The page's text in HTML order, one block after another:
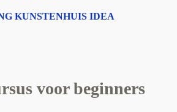
KUNSTENHUIS IDEA
voor beginners